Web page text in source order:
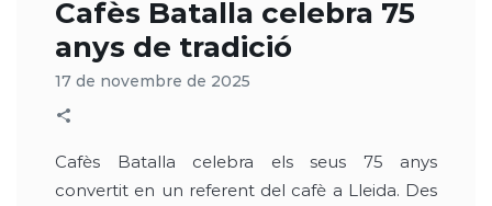
Cafès Batalla celebra 75
anys de tradició
17 de novembre de 2025
Cafès Batalla celebra els seus 75 anys
convertit en un referent del cafè a Lleida. Des